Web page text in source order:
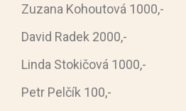
Zuzana Kohoutová 1000,-
David Radek 2000,-
Linda Stokičová 1000,-
Petr Pelčík 100,-